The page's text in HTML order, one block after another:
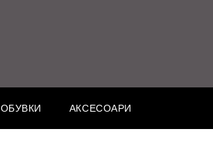
ОБУВКИ АКСЕСОАРИ